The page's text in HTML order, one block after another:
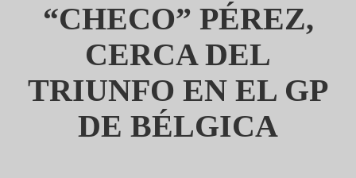
“CHECO” PÉREZ,
CERCA DEL
TRIUNFO EN EL GP
DE BÉLGICA